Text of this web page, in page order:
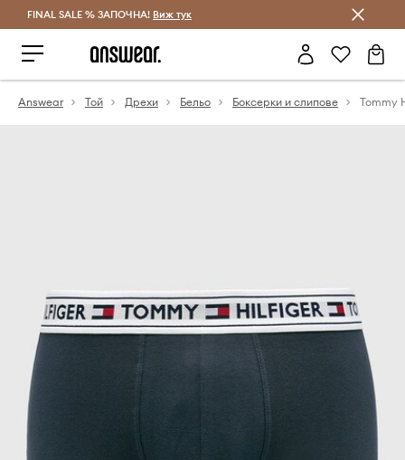
Спестявай с Answear Club
FINAL SALE % ЗАПОЧНА! Виж тук
Answear Той Дрехи Бельо Боксерки и слипове Tommy